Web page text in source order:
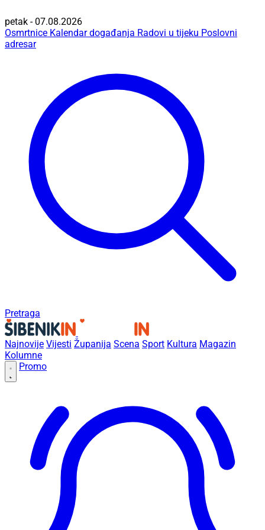
petak - 07.08.2026
Osmrtnice Kalendar događanja Radovi u tijeku Poslovni
adresar
Pretraga
Najnovije Vijesti Županija Scena Sport Kultura Magazin
Kolumne
Promo